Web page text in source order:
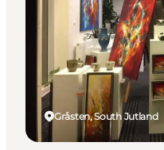
Wat te doen
Accommodaties
Plan je reis
Gråsten, South Jutland